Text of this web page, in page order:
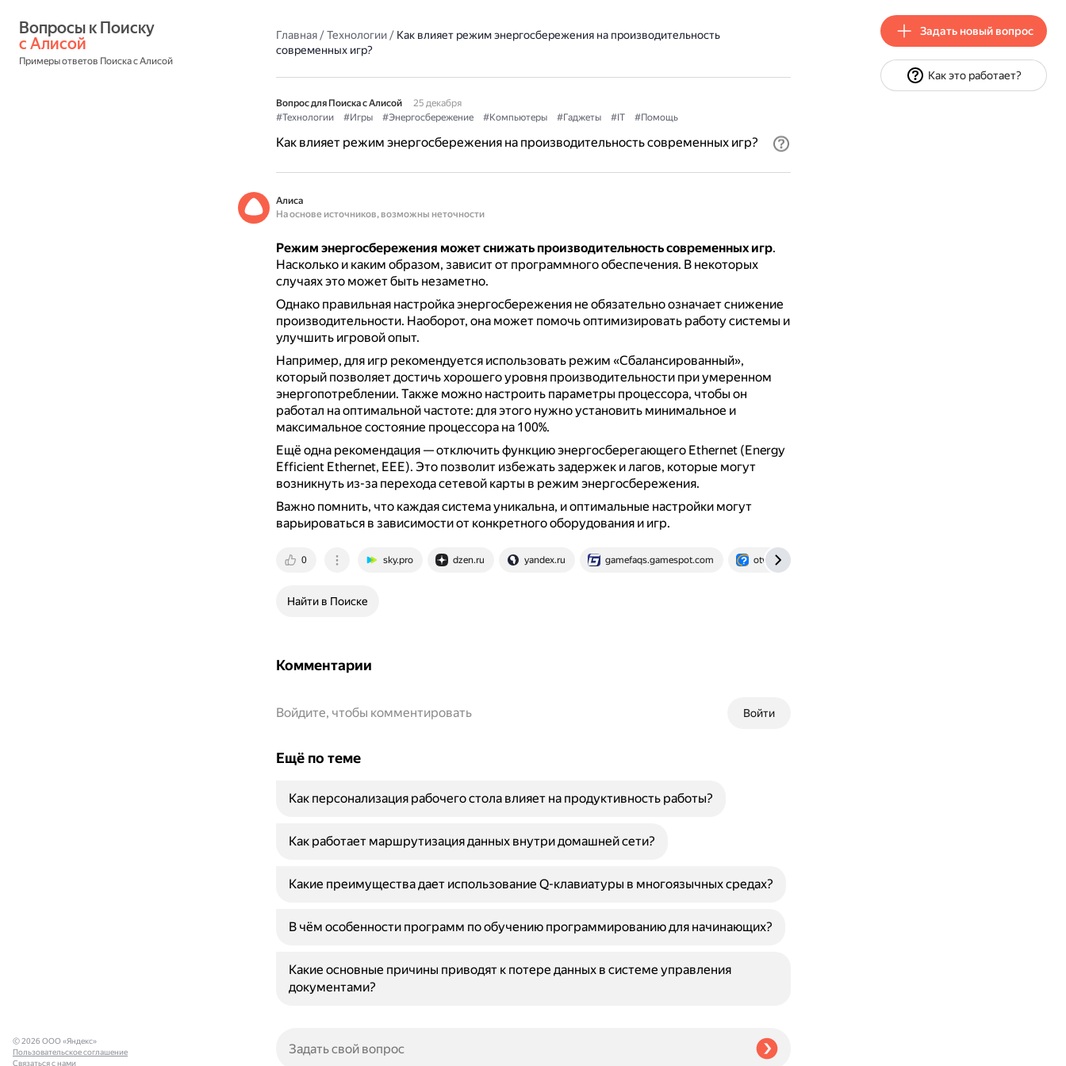
с Алисой
Примеры ответов Поиска с Алисой
Главная/Технологии/ Как влияет режим энергосбережения на производительность
современных игр?
Вопрос для Поиска с Алисой
25 декабря
#Технологии
#Игры #Энергосбережение #Компьютеры #Гаджеты #IT #Помощь
Как влияет режим энергосбережения на производительность современных игр?
Алиса
На основе источников, возможны неточности
Режим энергосбережения может снижать производительность современных игр.
Насколько и каким образом, зависит от программного обеспечения. В некоторых
случаях это может быть незаметно.
Однако правильная настройка энергосбережения не обязательно означает снижение
производительности. Наоборот, она может помочь оптимизировать работу системы и
улучшить игровой опыт.
Например, для игр рекомендуется использовать режим «Сбалансированный»,
который позволяет достичь хорошего уровня производительности при умеренном
энергопотреблении. Также можно настроить параметры процессора, чтобы он
работал на оптимальной частоте: для этого нужно установить минимальное и
максимальное состояние процессора на 100%.
Ещё одна рекомендация — отключить функцию энергосберегающего Ethernet (Energy
Efficient Ethernet, EEE). Это позволит избежать задержек и лагов, которые могут
возникнуть из-за перехода сетевой карты в режим энергосбережения.
Важно помнить, что каждая система уникальна, и оптимальные настройки могут
варьироваться в зависимости от конкретного оборудования и игр.
0 sky.pro dzen.ru yandex.ru gamefaqs.gamespot.com otvet.mail.ru
Найти в Поиске
Комментарии
Войти
Войдите, чтобы комментировать
Ещё по теме
Как персонализация рабочего стола влияет на продуктивность работы?
Как работает маршрутизация данных внутри домашней сети?
Какие преимущества дает использование Q-клавиатуры в многоязычных средах?
В чём особенности программ по обучению программированию для начинающих?
Какие основные причины приводят к потере данных в системе управления
документами?
© 2026 ООО «Яндекс»
Пользовательское соглашение
Связаться с нами
Задать новый вопрос
Как это работает?